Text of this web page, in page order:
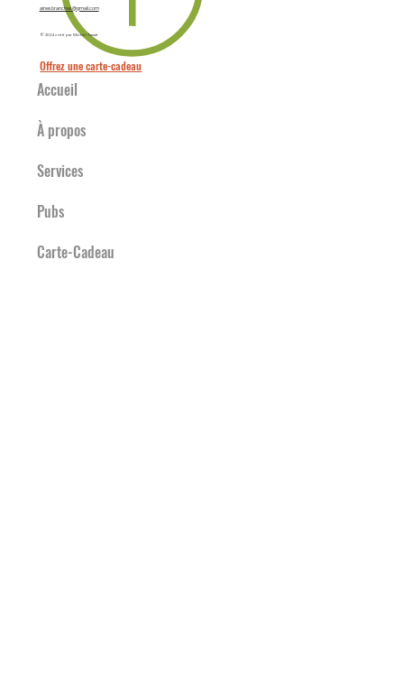
Accueil
À propos
Services
Pubs
Carte-Cadeau
ainesbranches@gmail.com
© 2024 créé par Michel Tassé
Offrez une carte-cadeau